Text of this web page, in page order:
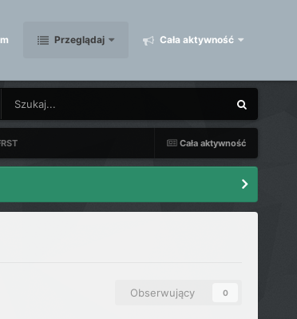
Przeglądaj Cała aktywność
Cała aktywność
Obserwujący 0